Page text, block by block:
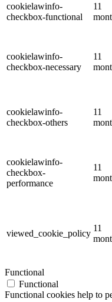
cookielawinfo-
checkbox-functional
11
cookielawinfo-
checkbox-necessary
11
cookielawinfo-
checkbox-others
11
cookielawinfo-
checkbox-
performance
11
viewed_cookie_policy
11
Functional
Functional
Functional cookies help to